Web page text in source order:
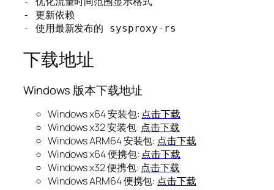
- 更新依赖
- 使用最新发布的 sysproxy-rs
下载地址
Windows 版本下载地址
Windows x64 安装包: 点击下载
Windows x32 安装包: 点击下载
Windows ARM64 安装包: 点击下载
Windows x64 便携包: 点击下载
Windows x32 便携包: 点击下载
Windows ARM64 便携包: 点击下载